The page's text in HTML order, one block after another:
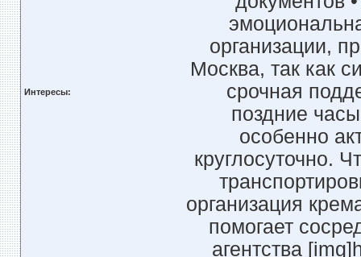
Интересы:
организации,
Москва, так как
срочная
поздние
особенно
круглосуточно.
организация
помогает
агентства